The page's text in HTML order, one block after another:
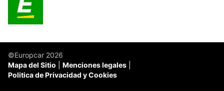
©Europcar 2026
Mapa del Sitio
Menciones legales
Politica de Privacidad y Cookies